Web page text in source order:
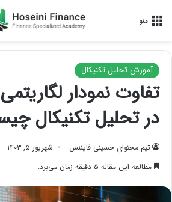
منو
آموزش تحلیل تکنیکال
تفاوت نمودار
در تحلیل تکنیکال
تیم محتوای حسینی‌ فایننس شهریور ۵, ۱۴۰۳
مطالعه این مقاله ۵ دقیقه زمان می‌برد.